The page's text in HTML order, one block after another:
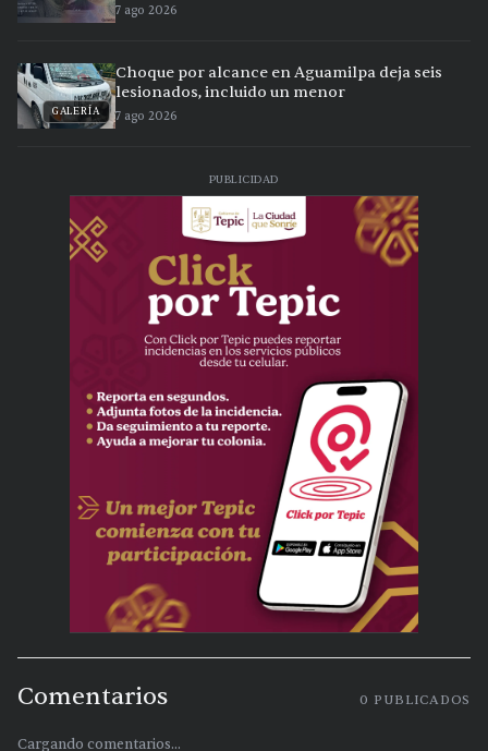
7 ago 2026
GALERÍA
Choque por alcance en Aguamilpa deja seis
lesionados, incluido un menor
7 ago 2026
PUBLICIDAD
Comentarios 0 PUBLICADOS
Cargando comentarios...